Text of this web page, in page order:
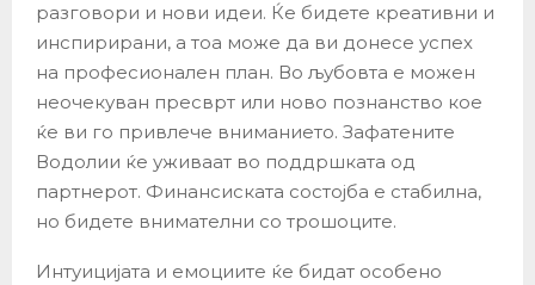
разговори и нови идеи. Ќе бидете креативни и
инспирирани, а тоа може да ви донесе успех
на професионален план. Во љубовта е можен
неочекуван пресврт или ново познанство кое
ќе ви го привлече вниманието. Зафатените
Водолии ќе уживаат во поддршката од
партнерот. Финансиската состојба е стабилна,
но бидете внимателни со трошоците.
Интуицијата и емоциите ќе бидат особено